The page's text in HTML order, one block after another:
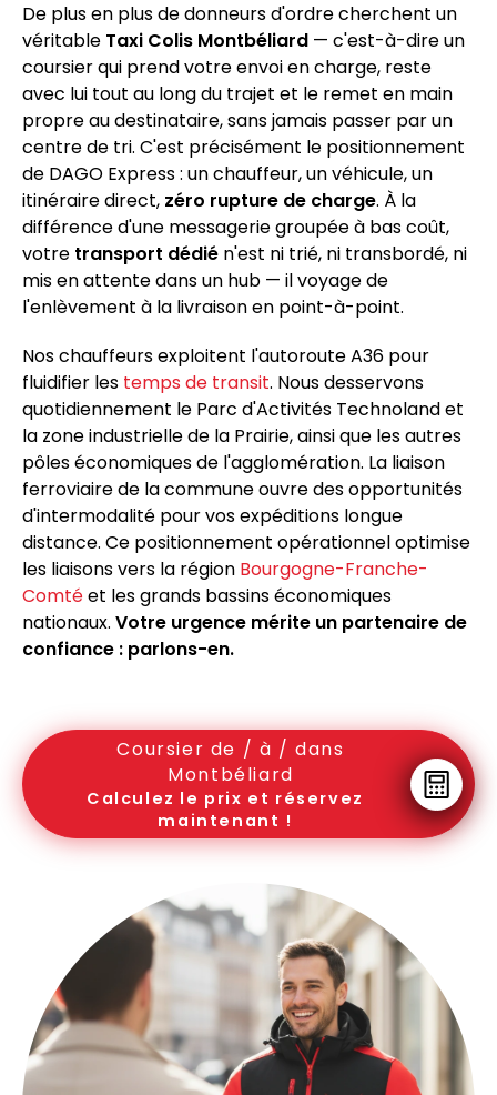
De plus en plus de donneurs d'ordre cherchent un
véritable Taxi Colis Montbéliard — c'est-à-dire un
coursier qui prend votre envoi en charge, reste
avec lui tout au long du trajet et le remet en main
propre au destinataire, sans jamais passer par un
centre de tri. C'est précisément le positionnement
de DAGO Express : un chauffeur, un véhicule, un
itinéraire direct, zéro rupture de charge. À la
différence d'une messagerie groupée à bas coût,
votre transport dédié n'est ni trié, ni transbordé, ni
mis en attente dans un hub — il voyage de
l'enlèvement à la livraison en point-à-point.
Nos chauffeurs exploitent l'autoroute A36 pour
fluidifier les temps de transit. Nous desservons
quotidiennement le Parc d'Activités Technoland et
la zone industrielle de la Prairie, ainsi que les autres
pôles économiques de l'agglomération. La liaison
ferroviaire de la commune ouvre des opportunités
d'intermodalité pour vos expéditions longue
distance. Ce positionnement opérationnel optimise
les liaisons vers la région Bourgogne-Franche-
Comtéet les grands bassins économiques
nationaux. Votre urgence mérite un partenaire de
confiance : parlons-en.
Coursier de / à / dans
Montbéliard
Calculez le prix et réservez
maintenant !